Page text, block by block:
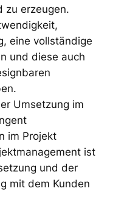
zu erzeugen.
eine vollständige
und diese auch
Umsetzung im
im Projekt
ist
und der
mit dem Kunden